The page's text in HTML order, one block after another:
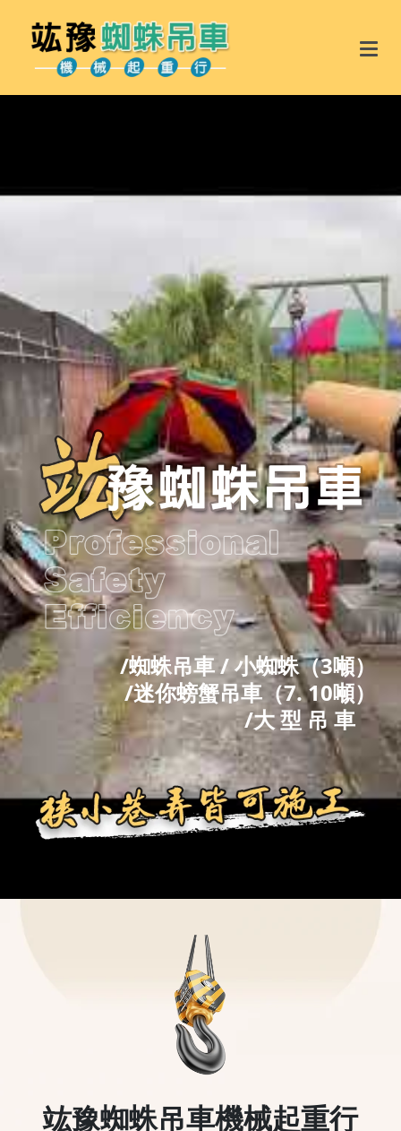
/蜘蛛吊車 / 小蜘蛛（3噸）
/迷你螃蟹吊車（7. 10噸）
/大 型 吊 車
竑豫蜘蛛吊車機械起重行